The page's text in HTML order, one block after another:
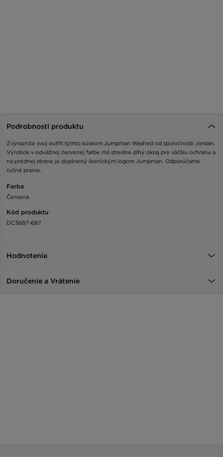
Podrobnosti produktu
Zvýraznite svoj outfit týmto kúskom Jumpman Washed od spoločnosti Jordan.
Výrobok v odvážnej červenej farbe má stredne dlhý okraj pre väčšiu ochranu a
na prednej strane je doplnený ikonickým logom Jumpman. Odporúčame
ručné pranie.
Farba
Červená
Kód produktu
DC3687-687
Hodnotenia
Doručenie a Vrátenie